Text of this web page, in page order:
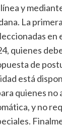
y
La
en
quienes
de
está
quienes no
y no